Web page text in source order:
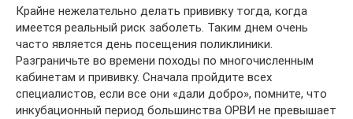
Крайне нежелательно делать прививку тогда, когда
имеется реальный риск заболеть. Таким днем очень
часто является день посещения поликлиники.
Разграничьте во времени походы по многочисленным
кабинетам и прививку. Сначала пройдите всех
специалистов, если все они «дали добро», помните, что
инкубационный период большинства ОРВИ не превышает